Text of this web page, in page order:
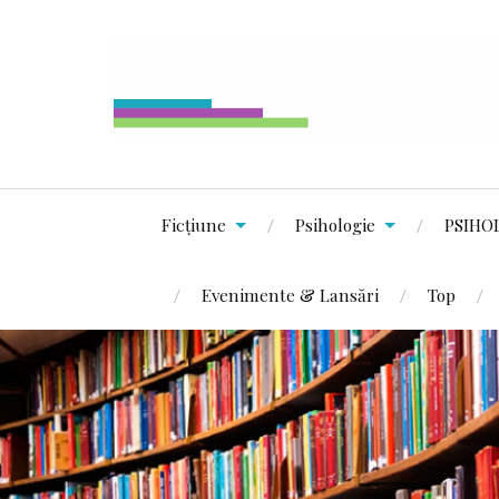
Ficțiune Psihologie
Evenimente & Lansări Top